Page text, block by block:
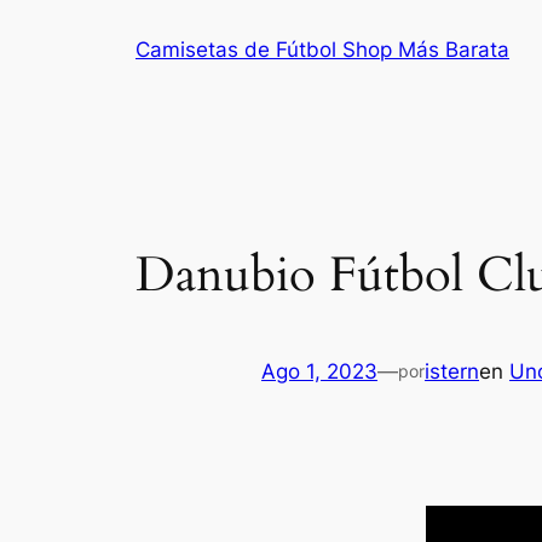
Camisetas de Fútbol Shop Más Barata
Danubio Fútbol
Ago 1, 2023—poristernen